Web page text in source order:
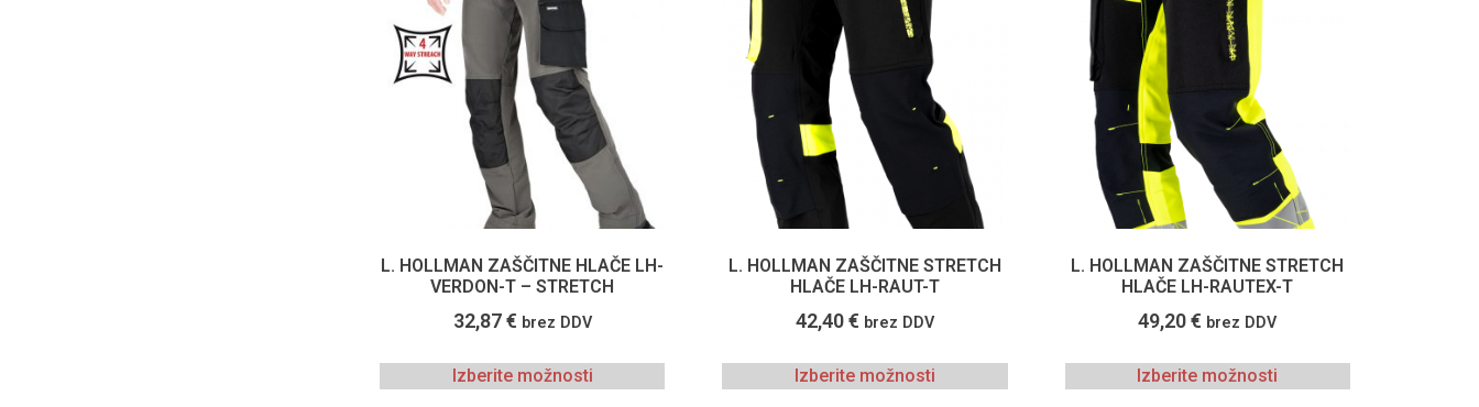
L. HOLLMAN ZAŠČITNE HLAČE LH-
VERDON-T – STRETCH
32,87€ brez DDV
Izberite možnosti
L. HOLLMAN ZAŠČITNE STRETCH
HLAČE LH-RAUT-T
42,40€ brez DDV
Izberite možnosti
L. HOLLMAN ZAŠČITNE STRETCH
HLAČE LH-RAUTEX-T
49,20€ brez DDV
Izberite možnosti